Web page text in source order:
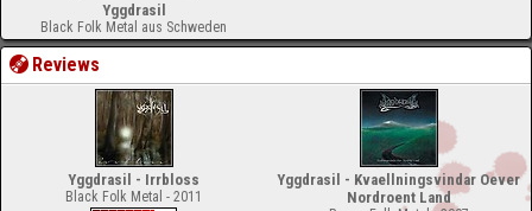
Yggdrasil
Black Folk Metal aus Schweden
Reviews
Yggdrasil - Irrbloss
Black Folk Metal - 2011
Yggdrasil - Kvaellningsvindar Oever
Nordroent Land